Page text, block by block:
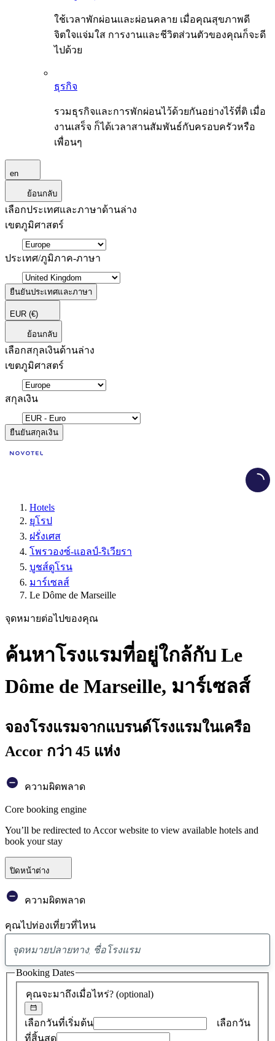
ใช้เวลาพักผ่อนและผ่อนคลาย เมื่อคุณสุขภาพดี
จิตใจแจ่มใส การงานและชีวิตส่วนตัวของคุณก็จะดี
ไปด้วย
ธุรกิจ
รวมธุรกิจและการพักผ่อนไว้ด้วยกันอย่างไร้ที่ติ เมื่อ
งานเสร็จ ก็ได้เวลาสานสัมพันธ์กับครอบครัวหรือ
เพื่อนๆ
en
ย้อนกลับ
เลือกประเทศและภาษาด้านล่าง
เขตภูมิศาสตร์
ประเทศ/ภูมิภาค-ภาษา
ยืนยันประเทศและภาษา
EUR (€)
ย้อนกลับ
เลือกสกุลเงินด้านล่าง
เขตภูมิศาสตร์
สกุลเงิน
ยืนยันสกุลเงิน
Hotels
ยุโรป
ฝรั่งเศส
โพรวองซ์-แอลป์-ริเวียรา
บูชส์ดูโรน
มาร์เซลส์
Le Dôme de Marseille
จุดหมายต่อไปของคุณ
ค้นหาโรงแรมที่อยู่ใกล้กับ Le
Dôme de Marseille, มาร์เซลส์
จองโรงแรมจากแบรนด์โรงแรมในเครือ
Accor กว่า 45 แห่ง
ความผิดพลาด
Core booking engine
You’ll be redirected to Accor website to view available hotels and
book your stay
ปิดหน้าต่าง
ความผิดพลาด
คุณไปท่องเที่ยวที่ไหน
พบ
ข้อ
เสนอ
0
คุณจะมาถึงเมื่อไหร่? (optional)
เลือกวันที่เริ่มต้น
เลือกวัน
ที่สิ้นสุด
Booking Dates